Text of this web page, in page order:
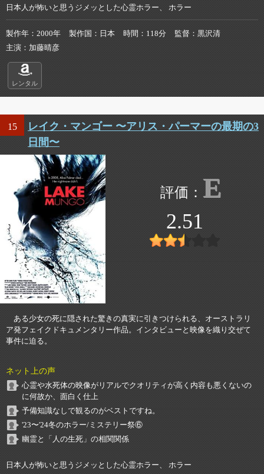
日本人が怖いと思うジメッとした心霊ホラー、 ホラー
製作年 2000年 製作国 日本 時間 118分 監督
黒沢清
主演
加藤晴彦
レンタル
15
レイク・マンゴー 〜アリス・パーマーの最期の3
日間〜
E
2.51
ある少女の死に隠された驚きの真実に引きつけられる、オーストラリ
ア発フェイクドキュメンタリー作品。インタビューと映像を織り交ぜて
事件に迫る。
ネット上の声
心霊や水死体の映像がリアルでクオリティが高く内容も悪くないの
に何故か、面白く仕上
予備知識なしで観るのがベストですね。
'23〜'24冬のホラー/ミステリー祭⑥
幽霊と「人の生死」の相関関係
日本人が怖いと思うジメッとした心霊ホラー、 ホラー